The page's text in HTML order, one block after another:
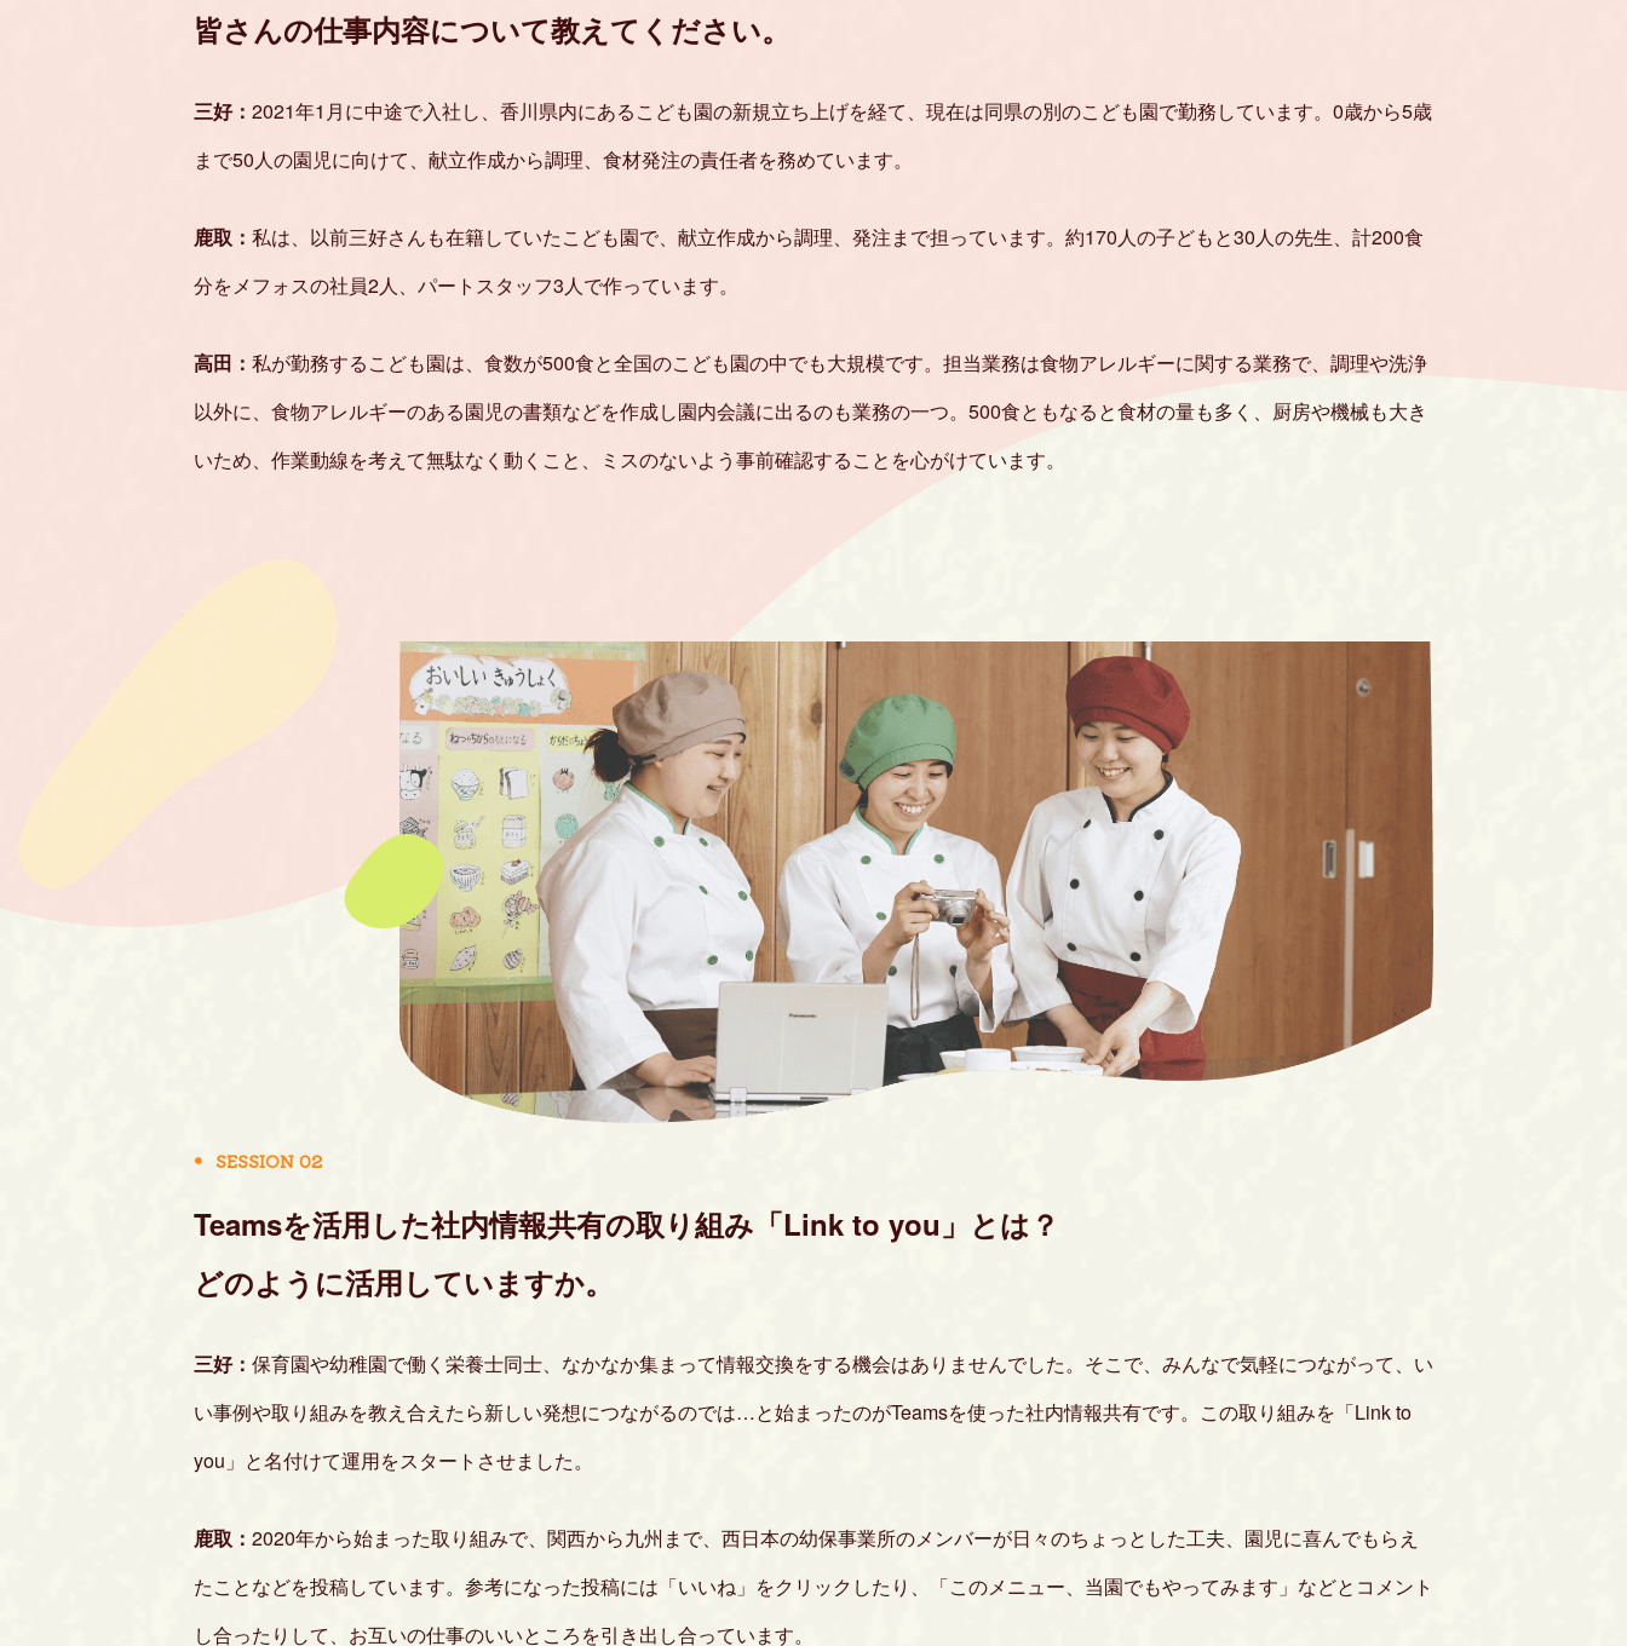
皆さんの仕事内容について教えてください。
三好： 2021年1月に中途で入社し、香川県内にあるこども園の新規立ち上げを経て、現在は同県の別のこども園で勤務しています。0歳から5歳
まで50人の園児に向けて、献立作成から調理、食材発注の責任者を務めています。
鹿取： 私は、以前三好さんも在籍していたこども園で、献立作成から調理、発注まで担っています。約170人の子どもと30人の先生、計200食
分をメフォスの社員2人、パートスタッフ3人で作っています。
高田： 私が勤務するこども園は、食数が500食と全国のこども園の中でも大規模です。担当業務は食物アレルギーに関する業務で、調理や洗浄
以外に、食物アレルギーのある園児の書類などを作成し園内会議に出るのも業務の一つ。500食ともなると食材の量も多く、厨房や機械も大き
いため、作業動線を考えて無駄なく動くこと、ミスのないよう事前確認することを心がけています。
SESSION 02
Teamsを活用した社内情報共有の取り組み「Link to you」とは？
どのように活用していますか。
三好： 保育園や幼稚園で働く栄養士同士、なかなか集まって情報交換をする機会はありませんでした。そこで、みんなで気軽につながって、い
い事例や取り組みを教え合えたら新しい発想につながるのでは…と始まったのがTeamsを使った社内情報共有です。この取り組みを「Link to
you」と名付けて運用をスタートさせました。
鹿取： 2020年から始まった取り組みで、関西から九州まで、西日本の幼保事業所のメンバーが日々のちょっとした工夫、園児に喜んでもらえ
たことなどを投稿しています。参考になった投稿には「いいね」をクリックしたり、「このメニュー、当園でもやってみます」などとコメント
し合ったりして、お互いの仕事のいいところを引き出し合っています。